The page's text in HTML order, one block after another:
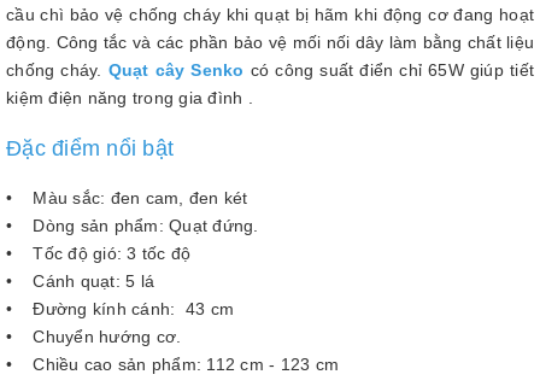
cầu chì bảo vệ chống cháy khi quạt bị hãm khi động cơ đang hoạt
động. Công tắc và các phần bảo vệ mối nối dây làm bằng chất liệu
chống cháy. Quạt cây Senko có công suất điển chỉ 65W giúp tiết
kiệm điện năng trong gia đình .
Đặc điểm nổi bật
• Màu sắc: đen cam, đen két
• Dòng sản phẩm: Quạt đứng.
• Tốc độ gió: 3 tốc độ
• Cánh quạt: 5 lá
• Đường kính cánh: 43 cm
• Chuyển hướng cơ.
• Chiều cao sản phẩm: 112 cm - 123 cm